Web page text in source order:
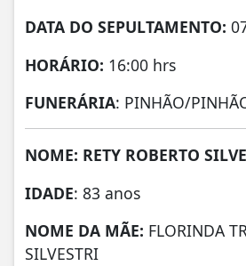
DATA DO SEPULTAMENTO:
HORÁRIO: 16:00 hrs
FUNERÁRIA: PINHÃO/
NOME: RETY ROBERTO
IDADE: 83 anos
NOME DA MÃE: FLORINDA
SILVESTRI